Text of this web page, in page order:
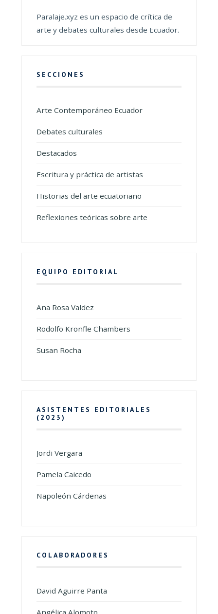
Paralaje.xyz es un espacio de crítica de
arte y debates culturales desde Ecuador.
SECCIONES
Arte Contemporáneo Ecuador
Debates culturales
Destacados
Escritura y práctica de artistas
Historias del arte ecuatoriano
Reflexiones teóricas sobre arte
EQUIPO EDITORIAL
Ana Rosa Valdez
Rodolfo Kronfle Chambers
Susan Rocha
ASISTENTES EDITORIALES
(2023)
Jordi Vergara
Pamela Caicedo
Napoleón Cárdenas
COLABORADORES
David Aguirre Panta